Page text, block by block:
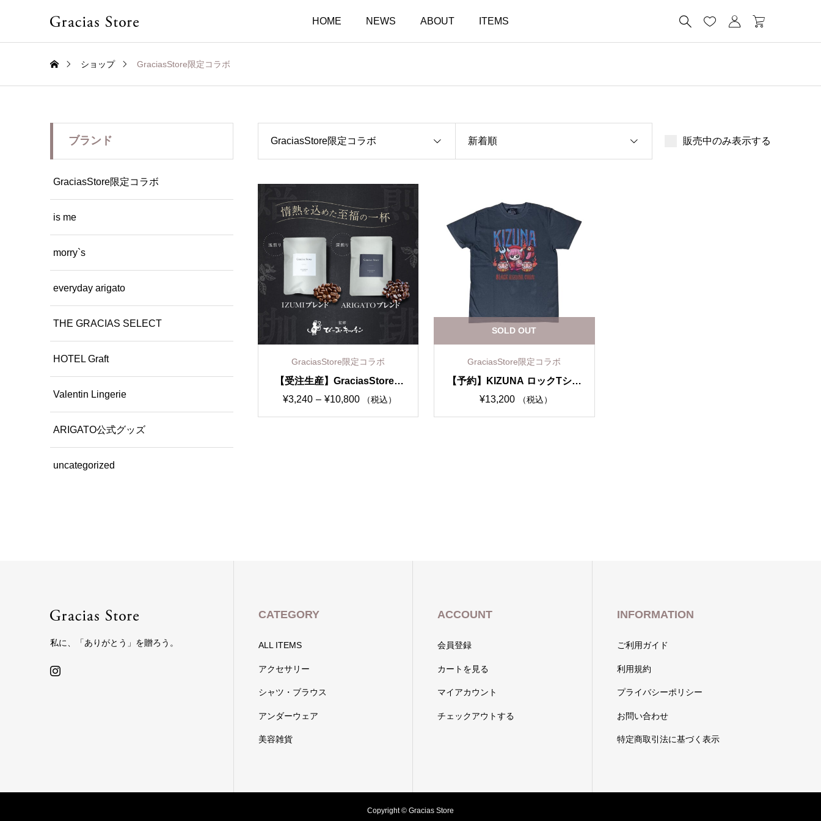
HOME NEWS ABOUT ITEMS    
ショップ GraciasStore限定コラボ
GraciasStore限定コラボ 新着順 販売中のみ表示する
GraciasStore限定コラボ
【受注生産】GraciasStore ×
びー玉キッチン ブレンドコー
¥3,240 – ¥10,800 （税込）
GraciasStore限定コラボ
【予約】KIZUNA ロックTシャ
ツ（6月中旬発送予定）
¥13,200 （税込）
SOLD OUT
ブランド
GraciasStore限定コラボ
is me
morry`s
everyday arigato
THE GRACIAS SELECT
HOTEL Graft
Valentin Lingerie
ARIGATO公式グッズ
uncategorized
私に、「ありがとう」を贈ろう。
CATEGORY
ALL ITEMS
アクセサリー
シャツ・ブラウス
アンダーウェア
美容雑貨
ACCOUNT
会員登録
カートを見る
マイアカウント
チェックアウトする
INFORMATION
ご利用ガイド
利用規約
プライバシーポリシー
お問い合わせ
特定商取引法に基づく表示
Copyright © Gracias Store